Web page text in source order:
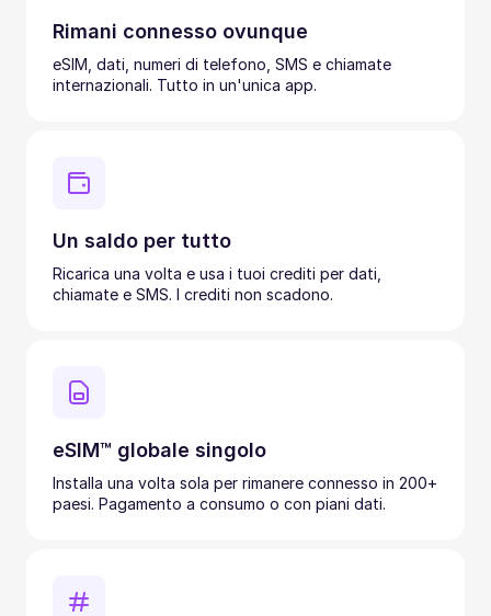
Rimani connesso ovunque
eSIM, dati, numeri di telefono, SMS e chiamate
internazionali. Tutto in un'unica app.
Un saldo per tutto
Ricarica una volta e usa i tuoi crediti per dati,
chiamate e SMS. I crediti non scadono.
eSIM™ globale singolo
Installa una volta sola per rimanere connesso in 200+
paesi. Pagamento a consumo o con piani dati.